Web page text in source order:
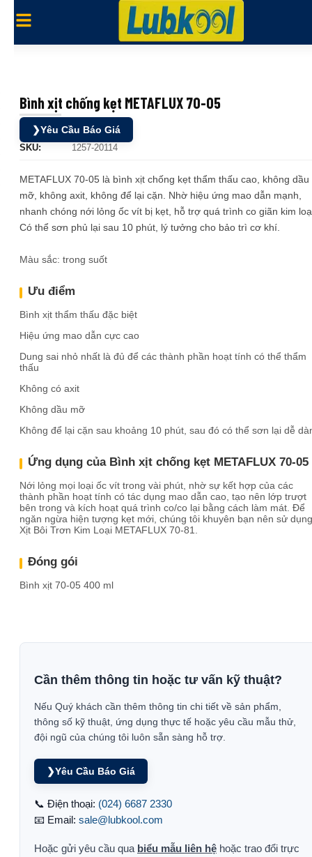
Bình xịt chống kẹt METAFLUX 70-05
❯Yêu Cầu Báo Giá
SKU: 1257-20114
METAFLUX 70-05 là bình xịt chống kẹt thẩm thấu cao, không dầu
mỡ, không axit, không để lại cặn. Nhờ hiệu ứng mao dẫn mạnh,
nhanh chóng nới lỏng ốc vít bị kẹt, hỗ trợ quá trình co giãn kim
Có thể sơn phủ lại sau 10 phút, lý tưởng cho bảo trì cơ khí.
Màu sắc: trong suốt
Ưu điểm
Bình xịt thẩm thấu đặc biệt
Hiệu ứng mao dẫn cực cao
Dung sai nhỏ nhất là đủ để các thành phần hoạt tính có thể thẩm
thấu
Không có axit
Không dầu mỡ
Không để lại cặn sau khoảng 10 phút, sau đó có thể sơn lại dễ
Ứng dụng của Bình xịt chống kẹt METAFLUX 70-05
Nới lỏng mọi loại ốc vít trong vài phút, nhờ sự kết hợp của các
thành phần hoạt tính có tác dụng mao dẫn cao, tạo nên lớp trượt
bên trong và kích hoạt quá trình co/co lại bằng cách làm mát. Để
ngăn ngừa hiện tượng kẹt mới, chúng tôi khuyên bạn nên sử dụng
Xịt Bôi Trơn Kim Loại METAFLUX 70-81.
Đóng gói
Bình xịt 70-05 400 ml
Cần thêm thông tin hoặc tư vấn kỹ thuật?
Nếu Quý khách cần thêm thông tin chi tiết về sản phẩm,
thông số kỹ thuật, ứng dụng thực tế hoặc yêu cầu mẫu thử,
đội ngũ của chúng tôi luôn sẵn sàng hỗ trợ.
❯Yêu Cầu Báo Giá
📞 Điện thoại: (024) 6687 2330
📧 Email: sale@lubkool.com
Hoặc gửi yêu cầu qua biểu mẫu liên hệ hoặc trao đổi trực